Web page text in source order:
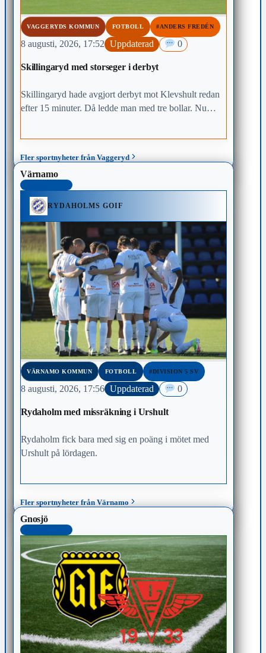
VAGGERYDS KOMMUN FOTBOLL #ANDERS FREDÉN
8 augusti, 2026, 17:52 Uppdaterad 0
Skillingaryd med storseger i derbyt
Skillingaryd hade avgjort derbyt mot Klevshult redan
efter 15 minuter. Då ledde man med tre bollar. Nu
Fler sportnyheter från Vaggeryd
Värnamo
RYDAHOLMS GOIF
VÄRNAMO KOMMUN FOTBOLL #DIVISION 5 SV
8 augusti, 2026, 17:56 Uppdaterad 0
Rydaholm med missräkning i Urshult
Rydaholm fick bara med sig en poäng i mötet med
Urshult på lördagen.
Fler sportnyheter från Värnamo
Gnosjö